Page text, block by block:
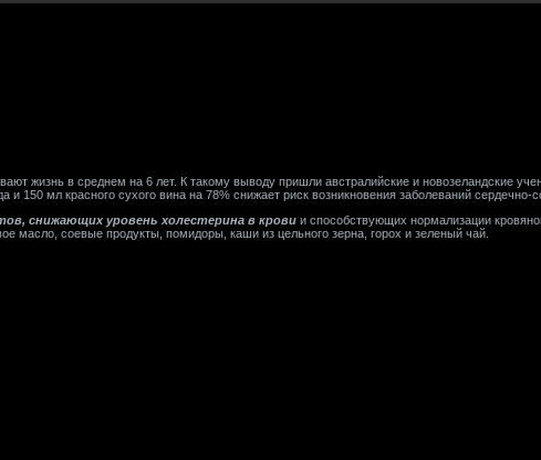
жизнь в среднем на 6 лет. К такому выводу пришли австралийские и новозеландские
и 150 мл красного сухого вина на 78% снижает риск возникновения заболеваний сердечно-
снижающих уровень холестерина в крови и способствующих нормализации
масло, соевые продукты, помидоры, каши из цельного зерна, горох и зеленый чай.